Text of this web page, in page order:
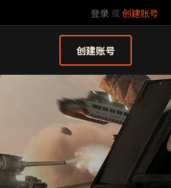
登录 或创建账号
创建账号